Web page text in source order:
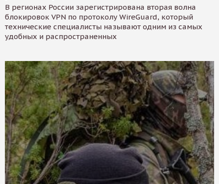
В регионах России зарегистрирована вторая волна
блокировок VPN по протоколу WireGuard, который
технические специалисты называют одним из самых
удобных и распространенных